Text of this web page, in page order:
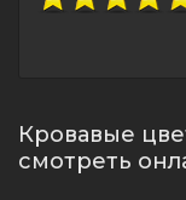
Кровавые
смотреть